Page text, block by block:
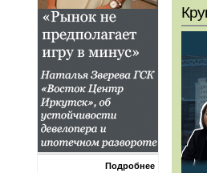
Экономика
Валюта
Деньги
Страхование
Недвижимость
Ценные бумаги
Бизнес
Комментарии
Популярные финансы
Свое дело
Подробнее